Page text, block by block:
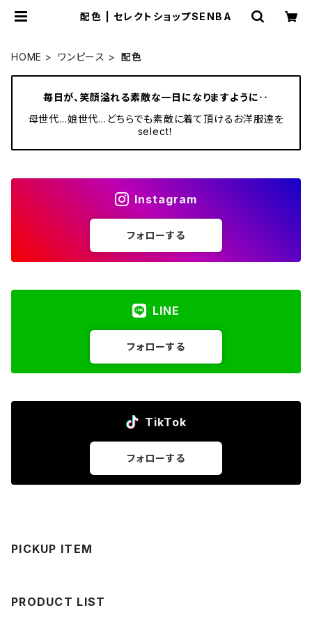
配色 | セレクトショップSENBA
HOME ワンピース 配色
毎日が、笑顔溢れる素敵な一日になりますように‥
母世代…娘世代…どちらでも素敵に着て頂けるお洋服達を
select！
Instagram
フォローする
LINE
フォローする
TikTok
フォローする
PICKUP ITEM
PRODUCT LIST